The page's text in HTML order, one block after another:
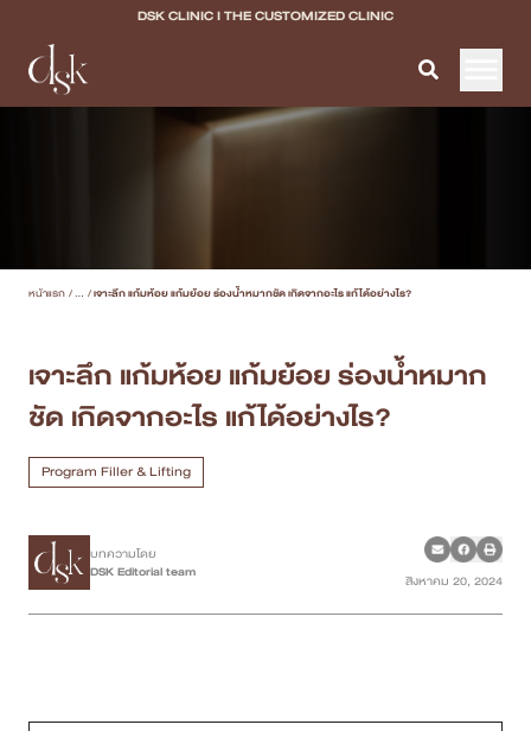
DSK CLINIC I THE CUSTOMIZED CLINIC
Program Filler & Lifting
Program Acne Scar
Program Skin Quality
Program Body Confidence
แพทย์ของเรา
เคสรีวิว
หน้าแรก /... /เจาะลึก แก้มห้อย แก้มย้อย ร่องน้ำหมากชัด เกิดจากอะไร แก้ได้อย่างไร?
เจาะลึก แก้มห้อย แก้มย้อย ร่องน้ำหมาก
ชัด เกิดจากอะไร แก้ได้อย่างไร?
Program Filler & Lifting
บทความโดย
DSK Editorial team
สิงหาคม 20, 2024